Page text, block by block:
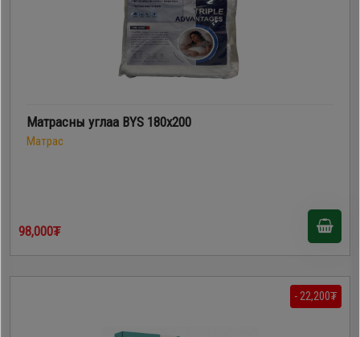
Матрасны углаа BYS 180x200
Матрас
98,000₮
- 22,200₮